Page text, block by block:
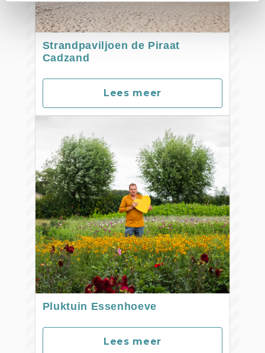
Strandpaviljoen de Piraat
Cadzand
Lees meer
Pluktuin Essenhoeve
Lees meer